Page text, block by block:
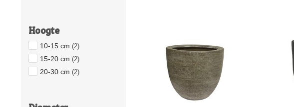
Hoogte
10-15 cm (2)
15-20 cm (2)
20-30 cm (2)